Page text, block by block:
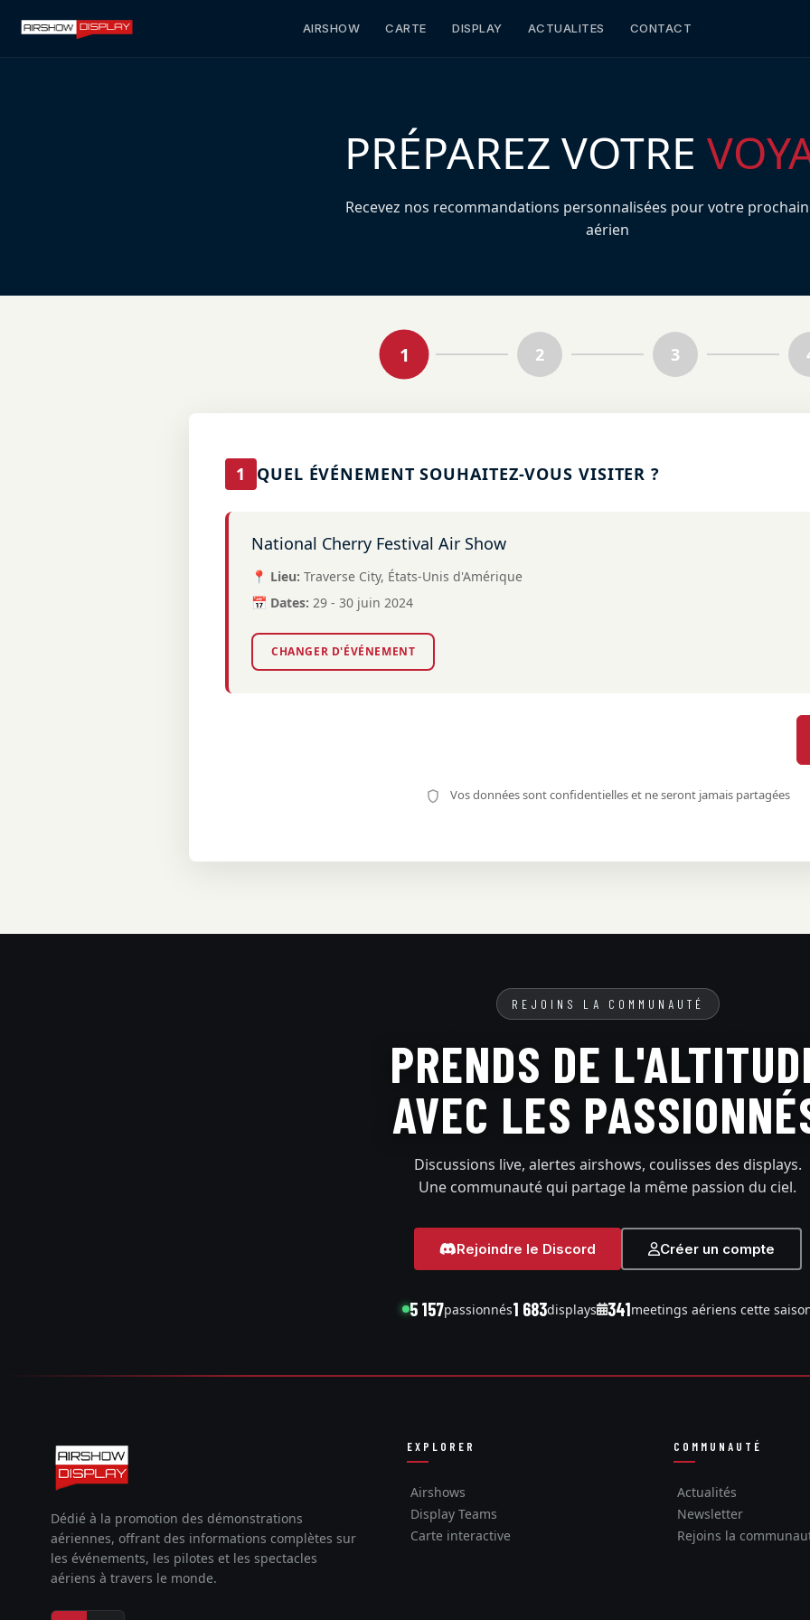
AIRSHOW CARTE DISPLAY ACTUALITES CONTACT
PRÉPAREZ VOTRE
Recevez nos recommandations personnalisées pour votre
aérien
1 2 3
1 QUEL ÉVÉNEMENT SOUHAITEZ-VOUS VISITER ?
National Cherry Festival Air Show
📍 Lieu: Traverse City, États-Unis d'Amérique
📅 Dates: 29 - 30 juin 2024
CHANGER D'ÉVÉNEMENT
Vos données sont confidentielles et ne seront jamais partagées
REJOINS LA COMMUNAUTÉ
PRENDS DE
AVEC LES
Discussions live, alertes airshows, coulisses des displays.
Une communauté qui partage la même passion du ciel.
Rejoindre le Discord Créer un compte
5 157passionnés1 683displays 341meetings aériens cette
Dédié à la promotion des démonstrations
aériennes, offrant des informations complètes sur
les événements, les pilotes et les spectacles
aériens à travers le monde.
EXPLORER
Airshows
Display Teams
Carte interactive
COMMUNAUTÉ
Actualités
Newsletter
Rejoins la